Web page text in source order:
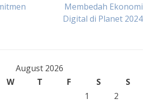
Membedah Ekonomi
Digital di Planet 2024
August 2026
W T F S
S
1
2